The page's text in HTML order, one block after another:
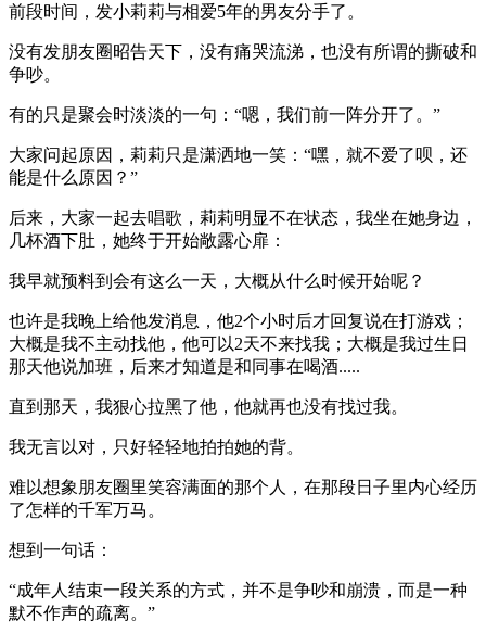
前段时间，发小莉莉与相爱5年的男友分手了。
没有发朋友圈昭告天下，没有痛哭流涕，也没有所谓的撕破和
争吵。
有的只是聚会时淡淡的一句：“嗯，我们前一阵分开了。”
大家问起原因，莉莉只是潇洒地一笑：“嘿，就不爱了呗，还
能是什么原因？”
后来，大家一起去唱歌，莉莉明显不在状态，我坐在她身边，
几杯酒下肚，她终于开始敞露心扉：
我早就预料到会有这么一天，大概从什么时候开始呢？
也许是我晚上给他发消息，他2个小时后才回复说在打游戏；
大概是我不主动找他，他可以2天不来找我；大概是我过生日
那天他说加班，后来才知道是和同事在喝酒.....
直到那天，我狠心拉黑了他，他就再也没有找过我。
我无言以对，只好轻轻地拍拍她的背。
难以想象朋友圈里笑容满面的那个人，在那段日子里内心经历
了怎样的千军万马。
想到一句话：
“成年人结束一段关系的方式，并不是争吵和崩溃，而是一种
默不作声的疏离。”